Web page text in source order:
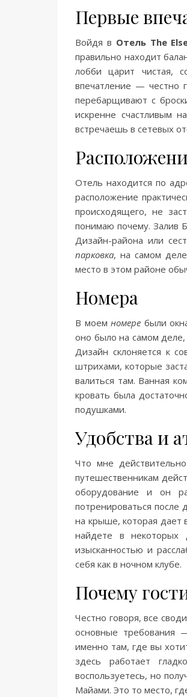
Первые
Войдя в Отель The
правильно находит
лобби царит чистая,
впечатление — честно
перебарщивают с
искренне счастливым
встречаешь в сетевых
Отель находится по
расположение
происходящего, не
понимаю почему. Залив
Дизайн-района или
парковка, на самом
место в этом районе
Номера
В моемномере были
оно было на самом
Дизайн склоняется к
штрихами, которые
валиться там. Ванная
кровать была
подушками.
Удобства и
Что мне
путешественникам
оборудование и он
потренироваться после
на крыше, которая дает
найдете в некоторых
изысканностью и
себя как в ночном клубе.
Почему
Честно говоря, все
основные требования
именно там, где вы
здесь работает
воспользуетесь, но
Майами. Это то место,